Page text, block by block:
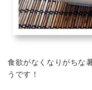
食欲がなくなりがちな
うです！